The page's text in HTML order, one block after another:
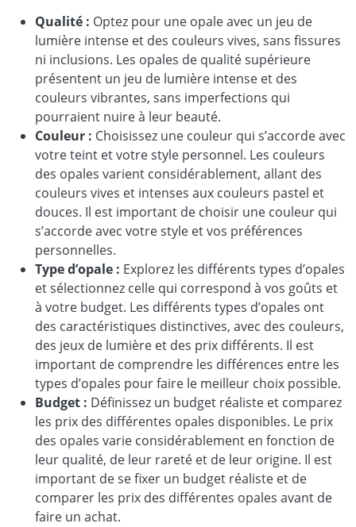
Qualité : Optez pour une opale avec un jeu de
lumière intense et des couleurs vives, sans fissures
ni inclusions. Les opales de qualité supérieure
présentent un jeu de lumière intense et des
couleurs vibrantes, sans imperfections qui
pourraient nuire à leur beauté.
Couleur : Choisissez une couleur qui s’accorde avec
votre teint et votre style personnel. Les couleurs
des opales varient considérablement, allant des
couleurs vives et intenses aux couleurs pastel et
douces. Il est important de choisir une couleur qui
s’accorde avec votre style et vos préférences
personnelles.
Type d’opale : Explorez les différents types d’opales
et sélectionnez celle qui correspond à vos goûts et
à votre budget. Les différents types d’opales ont
des caractéristiques distinctives, avec des couleurs,
des jeux de lumière et des prix différents. Il est
important de comprendre les différences entre les
types d’opales pour faire le meilleur choix possible.
Budget : Définissez un budget réaliste et comparez
les prix des différentes opales disponibles. Le prix
des opales varie considérablement en fonction de
leur qualité, de leur rareté et de leur origine. Il est
important de se fixer un budget réaliste et de
comparer les prix des différentes opales avant de
faire un achat.